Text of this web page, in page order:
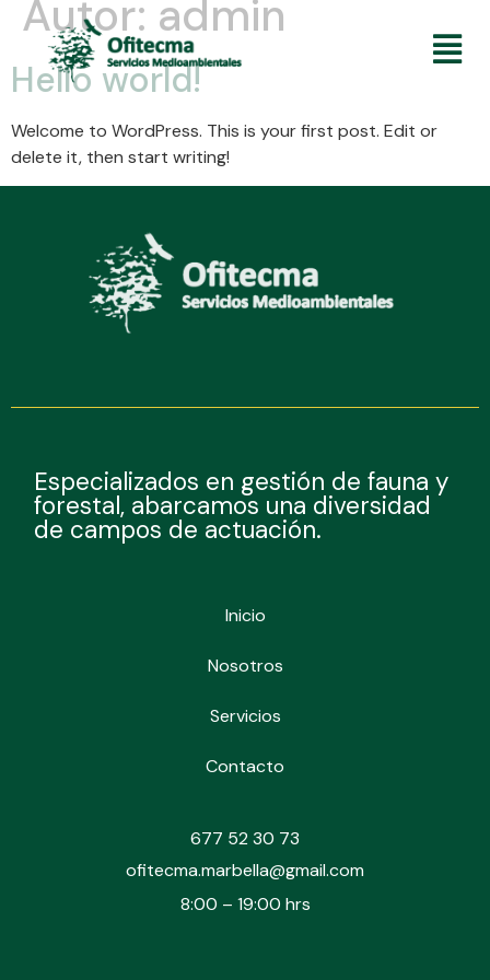
Autor: admin
Hello world!
Welcome to WordPress. This is your first post. Edit or
delete it, then start writing!
Especializados en gestión de fauna y
forestal, abarcamos una diversidad
de campos de actuación.
Inicio
Nosotros
Servicios
Contacto
677 52 30 73
ofitecma.marbella@gmail.com
8:00 – 19:00 hrs